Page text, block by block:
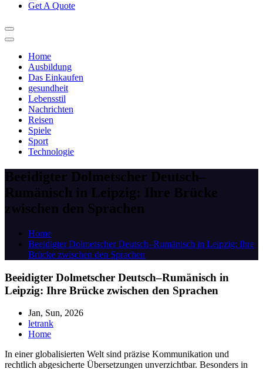
Get A Quote
Home
Ausbildung
Das Einkaufen
gesundheit
Lebensstil
Nachrichten
Reisen
Spiele
Sport
Technologie
Beeidigter Dolmetscher Deutsch–
Rumänisch in Leipzig: Ihre Brücke
zwischen den Sprachen
Home
Beeidigter Dolmetscher Deutsch–Rumänisch in Leipzig: Ihre
Brücke zwischen den Sprachen
Beeidigter Dolmetscher Deutsch–Rumänisch in
Leipzig: Ihre Brücke zwischen den Sprachen
Jan, Sun, 2026
letrank
Home
In einer globalisierten Welt sind präzise Kommunikation und
rechtlich abgesicherte Übersetzungen unverzichtbar. Besonders in